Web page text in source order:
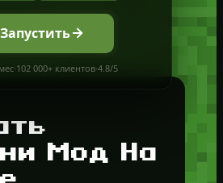
Запустить
·102 000+ клиентов·4.8/5
Мод На